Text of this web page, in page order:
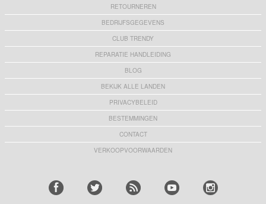
RETOURNEREN
BEDRIJFSGEGEVENS
CLUB TRENDY
REPARATIE HANDLEIDING
BLOG
BEKIJK ALLE LANDEN
PRIVACYBELEID
BESTEMMINGEN
CONTACT
VERKOOPVOORWAARDEN